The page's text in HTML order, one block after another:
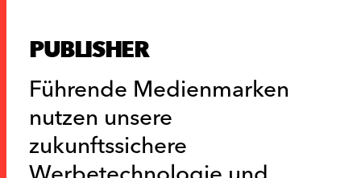
PUBLISHER
Führende Medienmarken
nutzen unsere
zukunftssichere